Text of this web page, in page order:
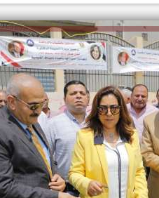
الكاتبة إلهام شرشر تهنئ الرئيس
السيسي بعيد ميلاده وتُشيد بجهوده
في بناء الدولة